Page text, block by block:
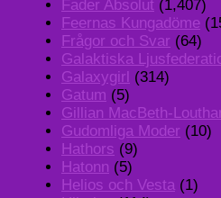
Fader Absolut (1,407)
Feernas Kungadöme
Frågor och Svar (64)
Galaktiska
Galaxygirl (314)
Gatum (5)
Gillian MacBeth-
Gudomliga Moder (10)
Hathors (9)
Hatonn (5)
Helios och Vesta (1)